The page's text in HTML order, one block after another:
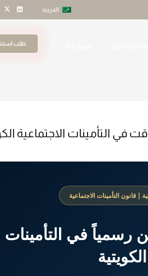
العربية
طلب
في التأمينات الاجتماعية
| قانون التأمينات الاجتماعية
في التأمينات